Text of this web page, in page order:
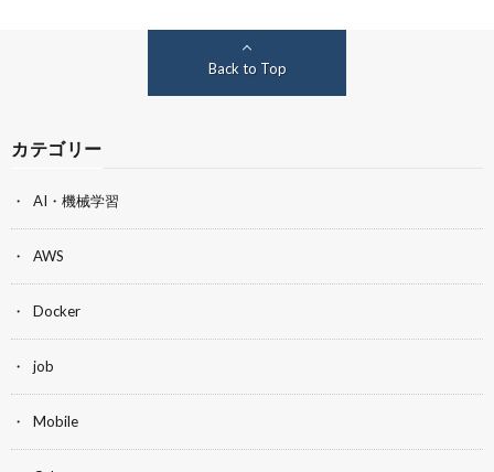
Back to Top
カテゴリー
AI・機械学習
AWS
Docker
job
Mobile